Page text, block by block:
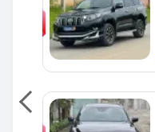
SPÉCIAL